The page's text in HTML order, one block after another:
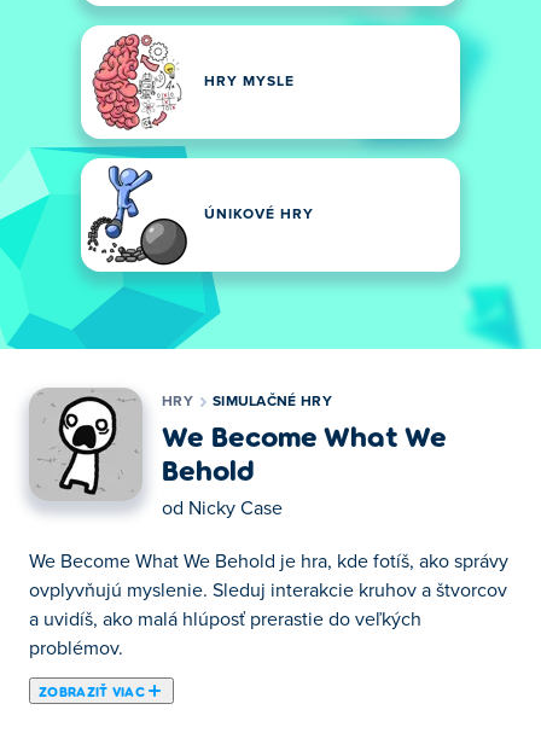
HRY MYSLE
ÚNIKOVÉ HRY
HRY SIMULAČNÉ HRY
We Become What We
Behold
od Nicky Case
We Become What We Behold je hra, kde fotíš, ako správy
ovplyvňujú myslenie. Sleduj interakcie kruhov a štvorcov
a uvidíš, ako malá hlúposť prerastie do veľkých
problémov.
ZOBRAZIŤ VIAC